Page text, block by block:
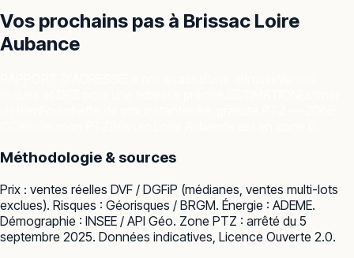
Vos prochains pas à Brissac Loire
Aubance
Méthodologie & sources
Prix : ventes réelles DVF / DGFiP (médianes, ventes multi-lots
exclues). Risques : Géorisques / BRGM. Énergie : ADEME.
Démographie : INSEE / API Géo. Zone PTZ : arrêté du 5
septembre 2025. Données indicatives, Licence Ouverte 2.0.